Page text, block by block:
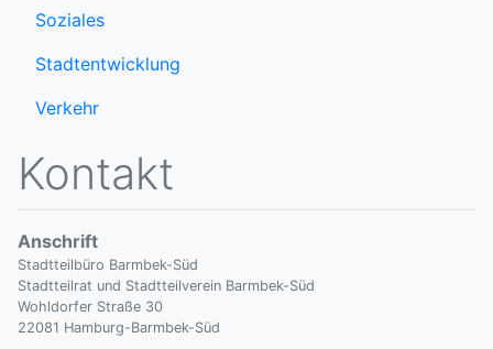
Soziales
Stadtentwicklung
Verkehr
Kontakt
Anschrift
Stadtteilbüro Barmbek-Süd
Stadtteilrat und Stadtteilverein Barmbek-Süd
Wohldorfer Straße 30
22081 Hamburg-Barmbek-Süd